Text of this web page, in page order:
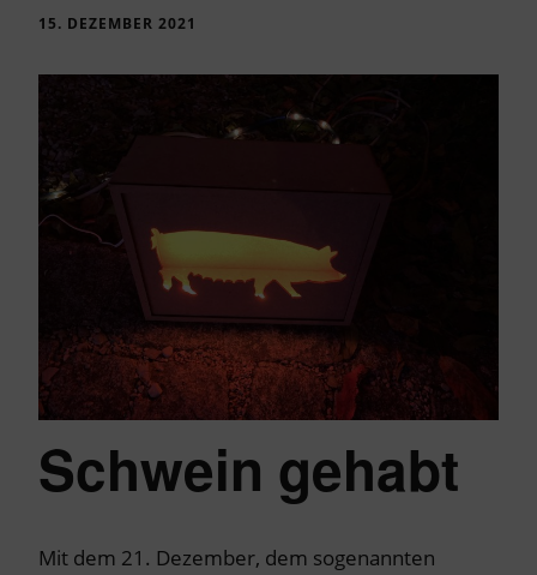
15. DEZEMBER 2021
Schwein gehabt
Mit dem 21. Dezember, dem sogenannten